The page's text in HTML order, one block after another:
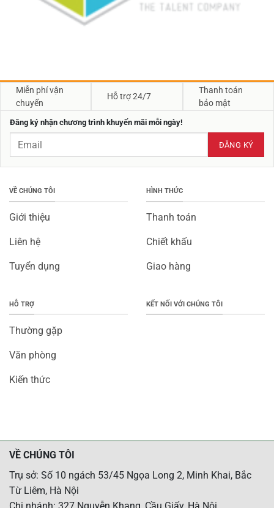
Miễn phí vận
chuyển
Hỗ trợ 24/7
Thanh toán
bảo mật
Đăng ký nhận chương trình khuyến mãi mỗi ngày!
VỀ CHÚNG TÔI
Giới thiệu
Liên hệ
Tuyển dụng
HÌNH THỨC
Thanh toán
Chiết khấu
Giao hàng
HỖ TRỢ
Thường gặp
Văn phòng
Kiến thức
KẾT NỐI VỚI CHÚNG TÔI
VỀ CHÚNG TÔI
Trụ sở: Số 10 ngách 53/45 Ngọa Long 2, Minh Khai, Bắc
Từ Liêm, Hà Nội